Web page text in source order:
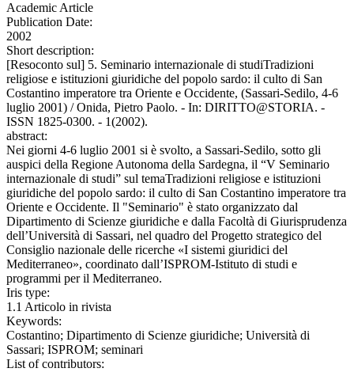
Academic Article
Publication Date:
2002
Short description:
[Resoconto sul] 5. Seminario internazionale di studiTradizioni
religiose e istituzioni giuridiche del popolo sardo: il culto di San
Costantino imperatore tra Oriente e Occidente, (Sassari-Sedilo, 4-6
luglio 2001) / Onida, Pietro Paolo. - In: DIRITTO@STORIA. -
ISSN 1825-0300. - 1(2002).
abstract:
Nei giorni 4-6 luglio 2001 si è svolto, a Sassari-Sedilo, sotto gli
auspici della Regione Autonoma della Sardegna, il “V Seminario
internazionale di studi” sul temaTradizioni religiose e istituzioni
giuridiche del popolo sardo: il culto di San Costantino imperatore tra
Oriente e Occidente. Il "Seminario" è stato organizzato dal
Dipartimento di Scienze giuridiche e dalla Facoltà di Giurisprudenza
dell’Università di Sassari, nel quadro del Progetto strategico del
Consiglio nazionale delle ricerche «I sistemi giuridici del
Mediterraneo», coordinato dall’ISPROM-Istituto di studi e
programmi per il Mediterraneo.
Iris type:
1.1 Articolo in rivista
Keywords:
Costantino; Dipartimento di Scienze giuridiche; Università di
Sassari; ISPROM; seminari
List of contributors: